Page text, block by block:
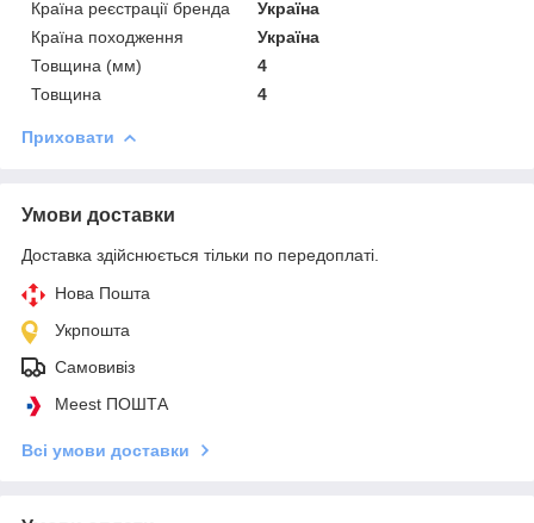
Країна реєстрації бренда
Україна
Країна походження
Україна
Товщина (мм)
4
Товщина
4
Приховати
Умови доставки
Доставка здійснюється тільки по передоплаті.
Нова Пошта
Укрпошта
Самовивіз
Meest ПОШТА
Всі умови доставки